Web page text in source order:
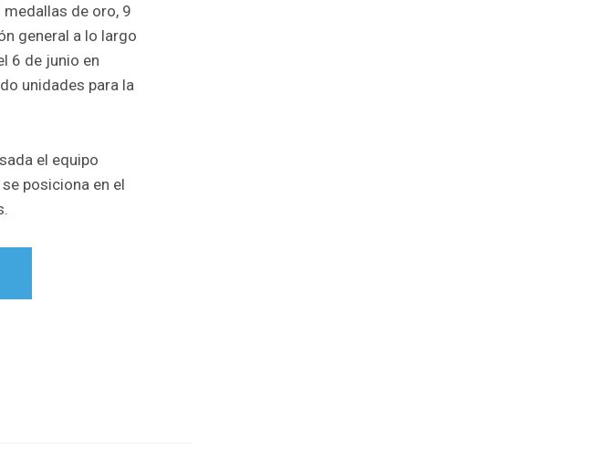
de oro, 9
general a lo largo
6 de junio en
unidades para la
el equipo
posiciona en el